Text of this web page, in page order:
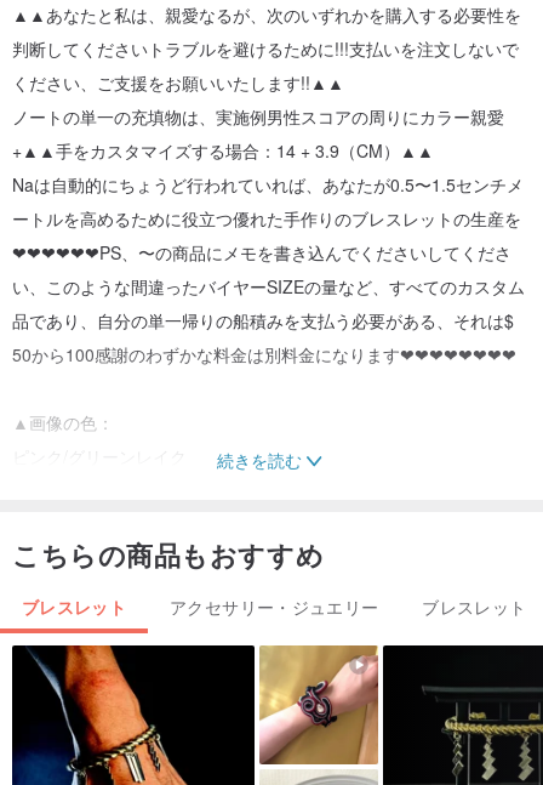
▲▲あなたと私は、親愛なるが、次のいずれかを購入する必要性を
判断してくださいトラブルを避けるために!!!支払いを注文しないで
ください、ご支援をお願いいたします!!▲▲
ノートの単一の充填物は、実施例男性スコアの周りにカラー親愛
+▲▲手をカスタマイズする場合：14 + 3.9（CM）▲▲
Naは自動的にちょうど行われていれば、あなたが0.5〜1.5センチメ
ートルを高めるために役立つ優れた手作りのブレスレットの生産を
❤❤❤❤❤❤PS、〜の商品にメモを書き込んでくださいしてくださ
い、このような間違ったバイヤーSIZEの量など、すべてのカスタム
品であり、自分の単一帰りの船積みを支払う必要がある、それは$
50から100感謝のわずかな料金は別料金になります❤❤❤❤❤❤❤❤
▲画像の色：
てください。
▲「お金のため」生産/出荷の始まりに合わせて作られた支払いを確
認した後、カスタムモデル、生産開始後に行われたゲストと支払い
の次のセットに属するこのセクションで商品を提供しています。
▲カスタマイズされたサイズ、大きさ、大きさ、
続きを読む
こちらの商品もおすすめ
ブレスレット アクセサリー・ジュエリー ブレスレット